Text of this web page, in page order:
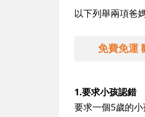
以下列舉兩項爸
免費免運
1.要求小孩認錯
要求一個5歲的